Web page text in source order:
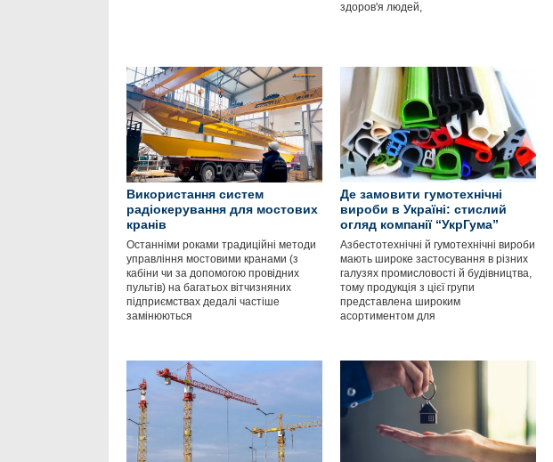
здоров'я людей,
Використання систем
радіокерування для мостових
кранів
Останніми роками традиційні методи
управління мостовими кранами (з
кабіни чи за допомогою провідних
пультів) на багатьох вітчизняних
підприємствах дедалі частіше
замінюються
Де замовити гумотехнічні
вироби в Україні: стислий
огляд компанії “УкрГума”
Азбестотехнічні й гумотехнічні вироби
мають широке застосування в різних
галузях промисловості й будівництва,
тому продукція з цієї групи
представлена широким
асортиментом для